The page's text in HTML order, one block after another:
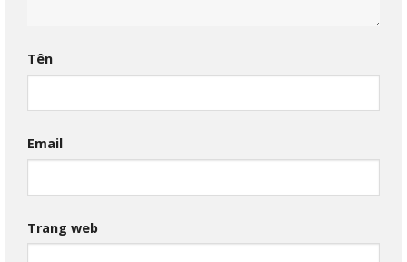
Tên
Email
Trang web